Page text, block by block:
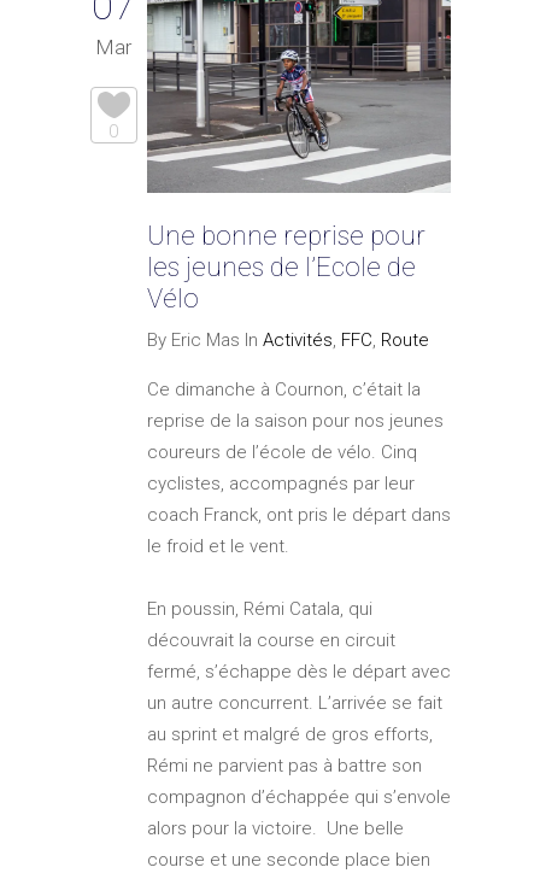
Mar
0
Une bonne reprise pour
les jeunes de l’Ecole de
Vélo
By Eric Mas In Activités, FFC, Route
Ce dimanche à Cournon, c’était la
reprise de la saison pour nos jeunes
coureurs de l’école de vélo. Cinq
cyclistes, accompagnés par leur
coach Franck, ont pris le départ dans
le froid et le vent.
En poussin, Rémi Catala, qui
découvrait la course en circuit
fermé, s’échappe dès le départ avec
un autre concurrent. L’arrivée se fait
au sprint et malgré de gros efforts,
Rémi ne parvient pas à battre son
compagnon d’échappée qui s’envole
alors pour la victoire. Une belle
course et une seconde place bien